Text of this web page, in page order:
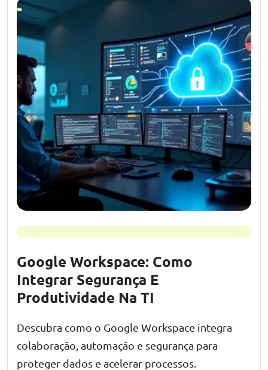
Google Workspace: Como
Integrar Segurança E
Produtividade Na TI
Descubra como o Google Workspace integra
colaboração, automação e segurança para
proteger dados e acelerar processos.